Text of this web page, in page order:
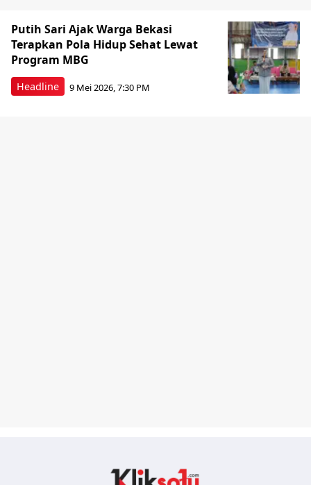
Headline
Putih Sari Ajak Warga Bekasi
Terapkan Pola Hidup Sehat Lewat
Program MBG
9 Mei 2026, 7:30 PM